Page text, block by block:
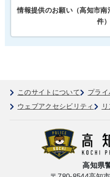
情報提供のお願い（高知市
件）
このサイトについて
プラ
ウェブアクセシビリティ
高知県